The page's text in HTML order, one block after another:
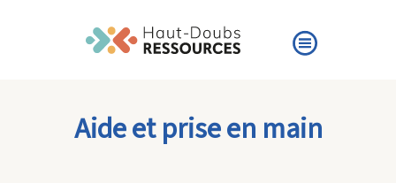
Aide et prise en main